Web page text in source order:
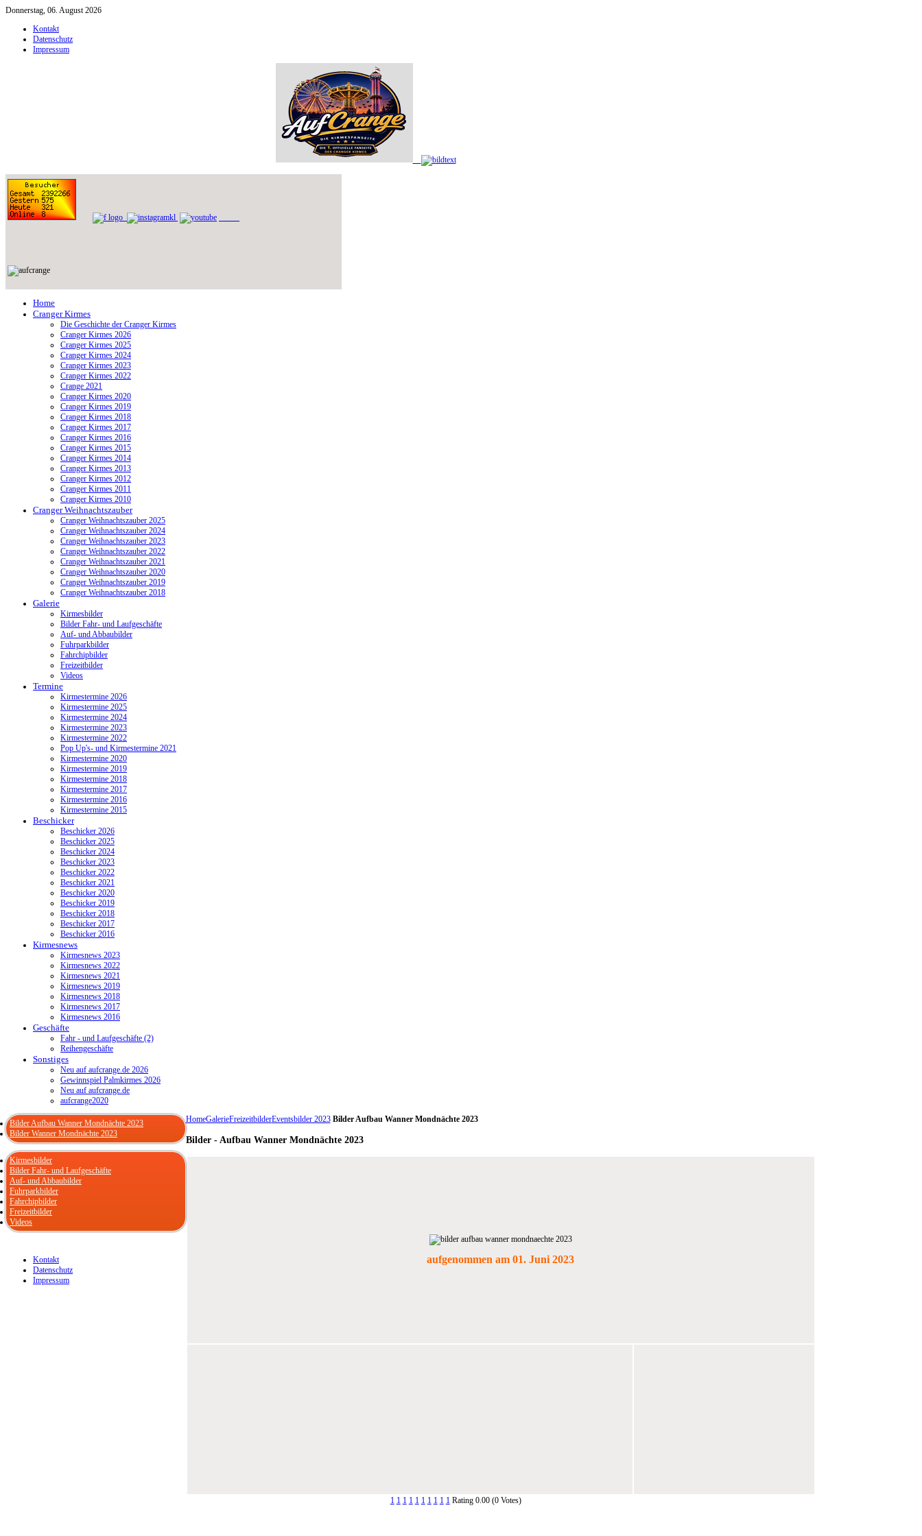
Donnerstag, 06. August 2026
Kontakt
Datenschutz
Impressum
Home
Cranger Kirmes
Die Geschichte der Cranger Kirmes
Cranger Kirmes 2026
Cranger Kirmes 2025
Cranger Kirmes 2024
Cranger Kirmes 2023
Cranger Kirmes 2022
Crange 2021
Cranger Kirmes 2020
Cranger Kirmes 2019
Cranger Kirmes 2018
Cranger Kirmes 2017
Cranger Kirmes 2016
Cranger Kirmes 2015
Cranger Kirmes 2014
Cranger Kirmes 2013
Cranger Kirmes 2012
Cranger Kirmes 2011
Cranger Kirmes 2010
Cranger Weihnachtszauber
Cranger Weihnachtszauber 2025
Cranger Weihnachtszauber 2024
Cranger Weihnachtszauber 2023
Cranger Weihnachtszauber 2022
Cranger Weihnachtszauber 2021
Cranger Weihnachtszauber 2020
Cranger Weihnachtszauber 2019
Cranger Weihnachtszauber 2018
Galerie
Kirmesbilder
Bilder Fahr- und Laufgeschäfte
Auf- und Abbaubilder
Fuhrparkbilder
Fahrchipbilder
Freizeitbilder
Videos
Termine
Kirmestermine 2026
Kirmestermine 2025
Kirmestermine 2024
Kirmestermine 2023
Kirmestermine 2022
Pop Up's- und Kirmestermine 2021
Kirmestermine 2020
Kirmestermine 2019
Kirmestermine 2018
Kirmestermine 2017
Kirmestermine 2016
Kirmestermine 2015
Beschicker
Beschicker 2026
Beschicker 2025
Beschicker 2024
Beschicker 2023
Beschicker 2022
Beschicker 2021
Beschicker 2020
Beschicker 2019
Beschicker 2018
Beschicker 2017
Beschicker 2016
Kirmesnews
Kirmesnews 2023
Kirmesnews 2022
Kirmesnews 2021
Kirmesnews 2019
Kirmesnews 2018
Kirmesnews 2017
Kirmesnews 2016
Geschäfte
Fahr - und Laufgeschäfte (2)
Reihengeschäfte
Sonstiges
Neu auf aufcrange.de 2026
Gewinnspiel Palmkirmes 2026
Neu auf aufcrange.de
aufcrange2020
HomeGalerieFreizeitbilderEventsbilder 2023Bilder Aufbau Wanner Mondnächte 2023
Bilder - Aufbau Wanner Mondnächte 2023
aufgenommen am 01. Juni 2023
1 1 1 1 1 1 1 1 1 1 Rating 0.00 (0 Votes)
Bilder Aufbau Wanner Mondnächte 2023
Bilder Wanner Mondnächte 2023
Kirmesbilder
Bilder Fahr- und Laufgeschäfte
Auf- und Abbaubilder
Fuhrparkbilder
Fahrchipbilder
Freizeitbilder
Videos
Kontakt
Datenschutz
Impressum